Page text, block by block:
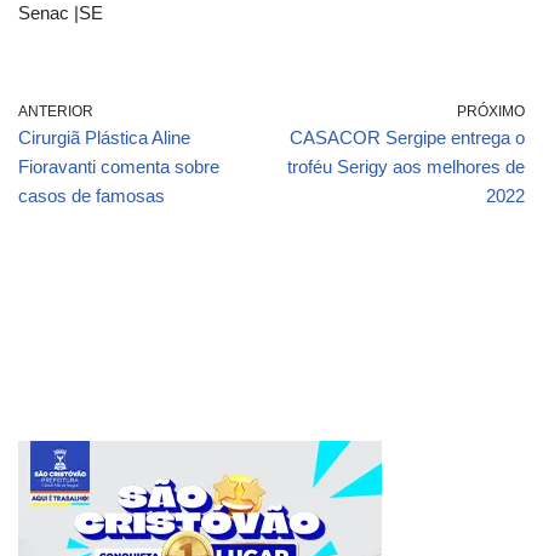
Senac |SE
ANTERIOR
Cirurgiã Plástica Aline
Fioravanti comenta sobre
casos de famosas
PRÓXIMO
CASACOR Sergipe entrega o
troféu Serigy aos melhores de
2022